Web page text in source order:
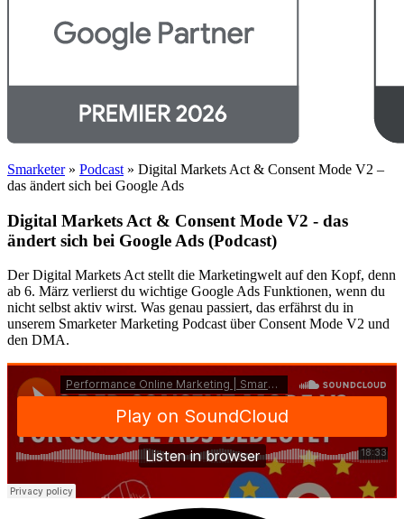
Smarketer» Podcast » Digital Markets Act & Consent Mode V2 –
das ändert sich bei Google Ads
Digital Markets Act & Consent Mode V2 - das
ändert sich bei Google Ads (Podcast)
Der Digital Markets Act stellt die Marketingwelt auf den Kopf, denn
ab 6. März verlierst du wichtige Google Ads Funktionen, wenn du
nicht selbst aktiv wirst. Was genau passiert, das erfährst du in
unserem SmarketerMarketing Podcast über Consent Mode V2 und
den DMA.